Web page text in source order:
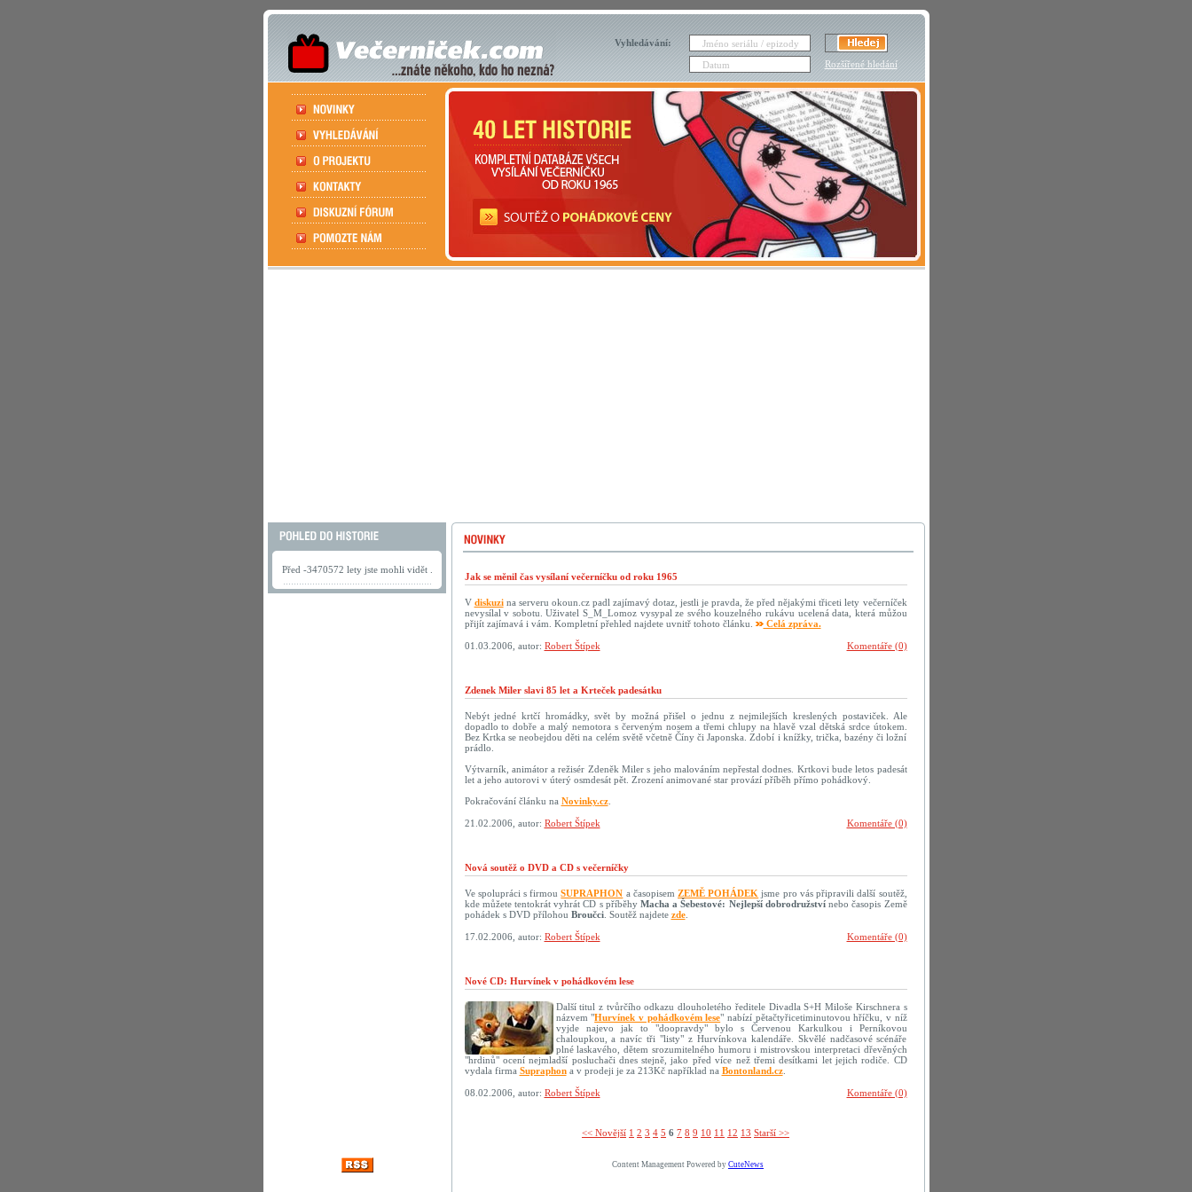
Vyhledávání:
Rozšířené hledání
Před -3470572 lety jste mohli vidět .
Jak se měnil čas vysílaní večerníčku od roku 1965
V diskuzina serveru okoun.cz padl zajímavý dotaz, jestli je pravda, že před nějakými třiceti lety večerníček
nevysílal v sobotu. Uživatel S_M_Lomoz vysypal ze svého kouzelného rukávu ucelená data, která můžou
přijít zajímavá i vám. Kompletní přehled najdete uvnitř tohoto článku.
Celá zpráva.
Komentáře (0)
01.03.2006, autor: Robert Štípek
Zdenek Miler slavi 85 let a Krteček padesátku
Nebýt jedné krtčí hromádky, svět by možná přišel o jednu z nejmilejších kreslených postaviček. Ale
dopadlo to dobře a malý nemotora s červeným nosem a třemi chlupy na hlavě vzal dětská srdce útokem.
Bez Krtka se neobejdou děti na celém světě včetně Číny či Japonska. Zdobí i knížky, trička, bazény či ložní
prádlo.
Výtvarník, animátor a režisér Zdeněk Miler s jeho malováním nepřestal dodnes. Krtkovi bude letos padesát
let a jeho autorovi v úterý osmdesát pět. Zrození animované star provází příběh přímo pohádkový.
Pokračování článku na Novinky.cz.
Komentáře (0)
21.02.2006, autor: Robert Štípek
Nová soutěž o DVD a CD s večerníčky
Ve spolupráci s firmouSUPRAPHON a časopisemZEMĚ POHÁDEK jsme pro vás připravili další soutěž,
kde můžete tentokrát vyhrát CD s příběhy Macha a Šebestové: Nejlepší dobrodružstvínebo časopis Země
pohádek s DVD přílohou Broučci. Soutěž najdete zde.
Komentáře (0)
17.02.2006, autor: Robert Štípek
Nové CD: Hurvínek v pohádkovém lese
Další titul z tvůrčího odkazu dlouholetého ředitele Divadla S+H Miloše Kirschnera s
názvem "Hurvínek v pohádkovém lese" nabízí pětačtyřicetiminutovou hříčku, v níž
vyjde najevo jak to "doopravdy" bylo s Červenou Karkulkou i Perníkovou
chaloupkou, a navíc tři "listy" z Hurvínkova kalendáře. Skvělé nadčasové scénáře
plné laskavého, dětem srozumitelného humoru i mistrovskou interpretaci dřevěných
"hrdinů" ocení nejmladší posluchači dnes stejně, jako před více než třemi desítkami let jejich rodiče. CD
vydala firma Supraphona v prodeji je za 213Kč například na Bontonland.cz.
Komentáře (0)
08.02.2006, autor: Robert Štípek
<< Novější­ 1 2 3 4 5 6 7 8 9 10 11 12 13 Starší >>
Content Management Powered by CuteNews